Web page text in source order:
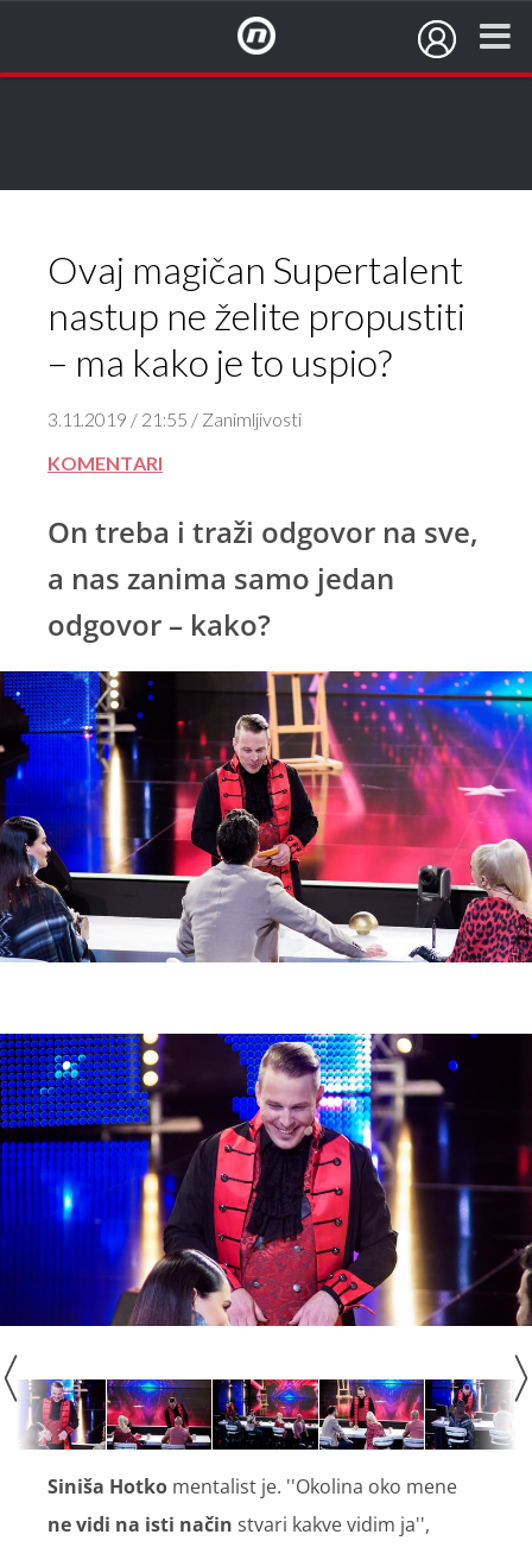
Ovaj magičan Supertalent
nastup ne želite propustiti
– ma kako je to uspio?
3.11.2019 / 21:55 / Zanimljivosti
KOMENTARI
On treba i traži odgovor na sve,
a nas zanima samo jedan
odgovor – kako?
Siniša Hotko mentalist je. ''Okolina oko mene
ne vidi na isti način stvari kakve vidim ja'',